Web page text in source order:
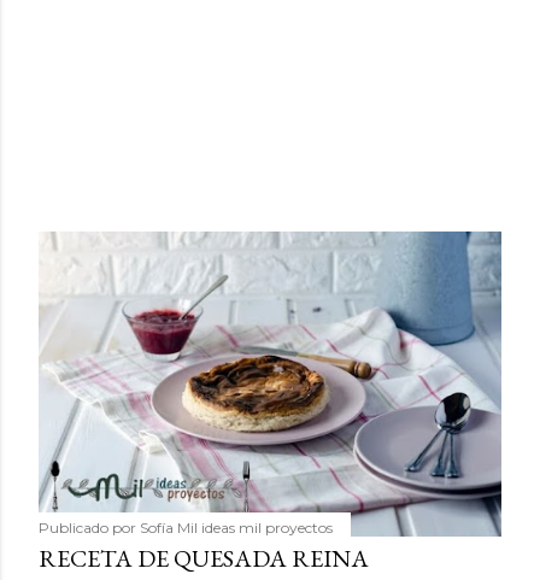
Publicado por Sofía Mil ideas mil proyectos
RECETA DE QUESADA REINA